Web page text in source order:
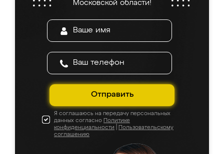
Московской области!
Отправить
Я соглашаюсь на передачу персональных
данных согласно Политике
конфиденциальности
Пользовательскому
соглашению